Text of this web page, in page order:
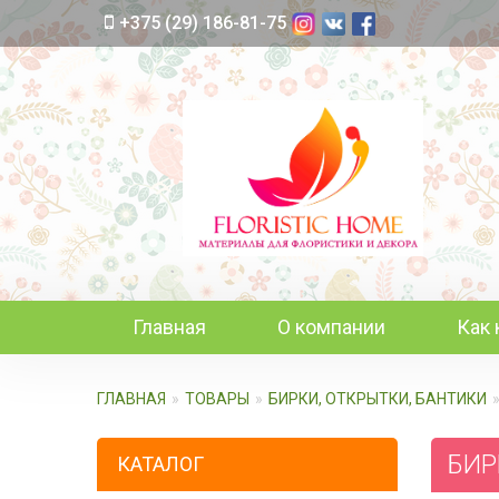
+375 (29) 186-81-75
Главная О компании Как
ГЛАВНАЯ ТОВАРЫ БИРКИ, ОТКРЫТКИ, БАНТИКИ
КАТАЛОГ